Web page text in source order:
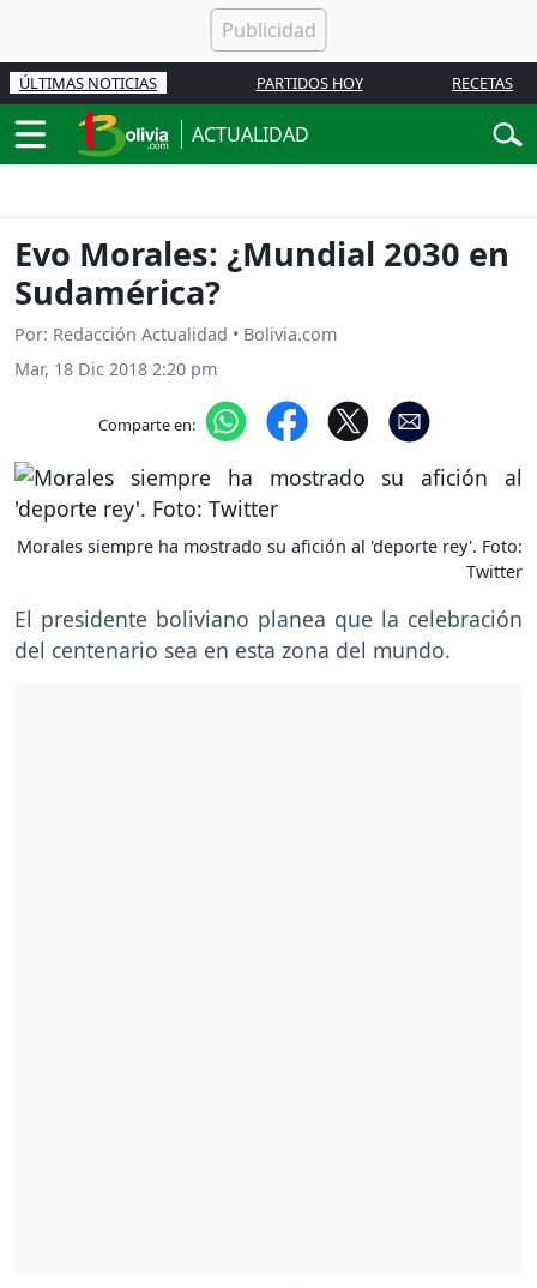
ÚLTIMAS NOTICIAS PARTIDOS HOY RECETAS
ACTUALIDAD
Evo Morales: ¿Mundial 2030 en
Sudamérica?
Por: Redacción Actualidad • Bolivia.com
Mar, 18 Dic 2018 2:20 pm
Comparte en:
Morales siempre ha mostrado su afición al 'deporte rey'. Foto:
Twitter
El presidente boliviano planea que la celebración
del centenario sea en esta zona del mundo.